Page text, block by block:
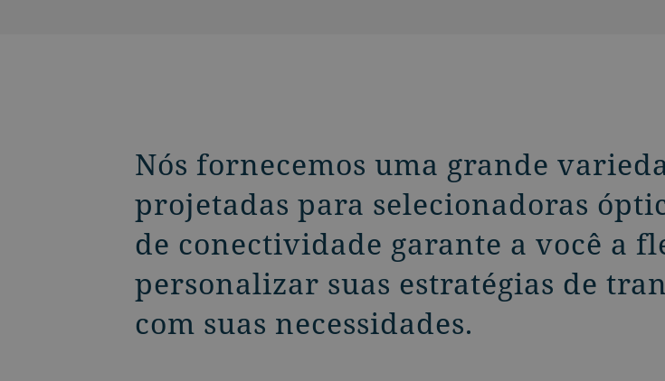
Nós fornecemos uma grande
projetadas para selecionadoras
de conectividade garante a você a
personalizar suas estratégias de
com suas necessidades.